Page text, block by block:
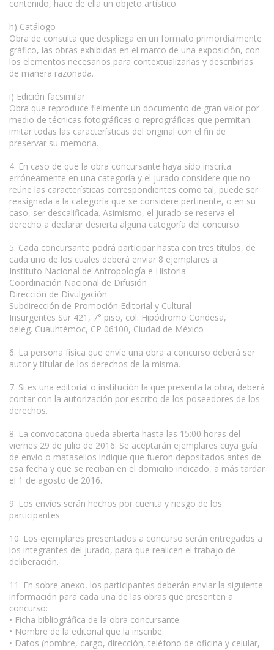
contenido, hace de ella un objeto artístico.
h) Catálogo
Obra de consulta que despliega en un formato primordialmente
gráfico, las obras exhibidas en el marco de una exposición, con
los elementos necesarios para contextualizarlas y describirlas
de manera razonada.
i) Edición facsimilar
Obra que reproduce fielmente un documento de gran valor por
medio de técnicas fotográficas o reprográficas que permitan
imitar todas las características del original con el fin de
preservar su memoria.
4. En caso de que la obra concursante haya sido inscrita
erróneamente en una categoría y el jurado considere que no
reúne las características correspondientes como tal, puede ser
reasignada a la categoría que se considere pertinente, o en su
caso, ser descalificada. Asimismo, el jurado se reserva el
derecho a declarar desierta alguna categoría del concurso.
5. Cada concursante podrá participar hasta con tres títulos, de
cada uno de los cuales deberá enviar 8 ejemplares a:
Instituto Nacional de Antropología e Historia
Coordinación Nacional de Difusión
Dirección de Divulgación
Subdirección de Promoción Editorial y Cultural
Insurgentes Sur 421, 7° piso, col. Hipódromo Condesa,
deleg. Cuauhtémoc, CP 06100, Ciudad de México
6. La persona física que envíe una obra a concurso deberá ser
autor y titular de los derechos de la misma.
7. Si es una editorial o institución la que presenta la obra, deberá
contar con la autorización por escrito de los poseedores de los
derechos.
8. La convocatoria queda abierta hasta las 15:00 horas del
viernes 29 de julio de 2016. Se aceptarán ejemplares cuya guía
de envío o matasellos indique que fueron depositados antes de
esa fecha y que se reciban en el domicilio indicado, a más tardar
el 1 de agosto de 2016.
9. Los envíos serán hechos por cuenta y riesgo de los
participantes.
10. Los ejemplares presentados a concurso serán entregados a
los integrantes del jurado, para que realicen el trabajo de
deliberación.
11. En sobre anexo, los participantes deberán enviar la siguiente
información para cada una de las obras que presenten a
concurso:
• Ficha bibliográfica de la obra concursante.
• Nombre de la editorial que la inscribe.
• Datos (nombre, cargo, dirección, teléfono de oficina y celular,